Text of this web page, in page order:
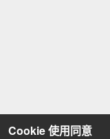
Cookie 使用同意